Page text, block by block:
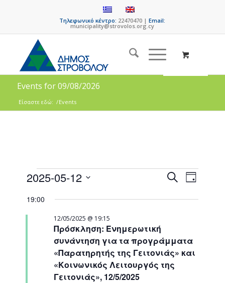
Τηλεφωνικό κέντρο: 22470470 |Email:
municipality@strovolos.org.cy
Events for 09/08/2026
Είσαστε εδώ: /Events
Events
SearchEvent
Views
Day
2025-05-12
date.
19:00
Πρόσκληση: Ενημερωτική
συνάντηση για τα προγράμματα
«Παρατηρητής της Γειτονιάς» και
«Κοινωνικός Λειτουργός της
Γειτονιάς», 12/5/2025
12/05/2025 @ 19:15